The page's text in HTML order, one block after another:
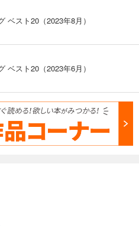
ベスト20（2023年8月）
ベスト20（2023年6月）